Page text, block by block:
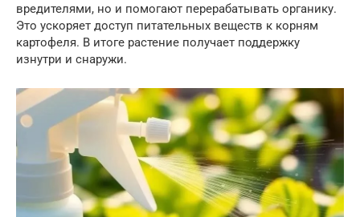
вредителями, но и помогают перерабатывать органику.
Это ускоряет доступ питательных веществ к корням
картофеля. В итоге растение получает поддержку
изнутри и снаружи.